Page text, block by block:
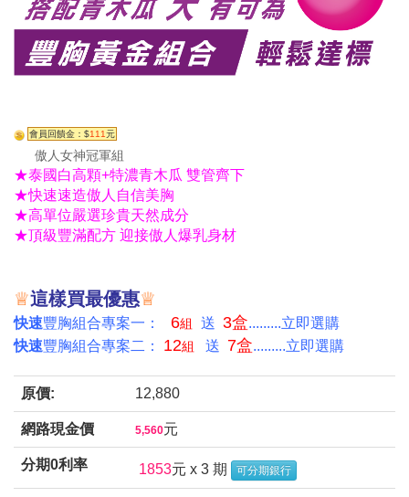
會員回饋金：$111元
傲人女神冠軍組
★泰國白高顆+特濃青木瓜 雙管齊下
★快速速造傲人自信美胸
★高單位嚴選珍貴天然成分
★頂級豐滿配方 迎接傲人爆乳身材
♕這樣買最優惠♕
快速豐胸組合專案一： 6組 送 3盒.........立即選購
快速豐胸組合專案二： 12組 送 7盒.........立即選購
原價: 12,880
網路現金價 5,560元
分期0利率 1853元 x 3 期 可分期銀行